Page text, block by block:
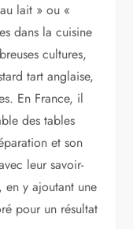
lait » ou «
dans la cuisine
cultures,
tart anglaise,
En France, il
des tables
et son
leur savoir-
y ajoutant une
pour un résultat